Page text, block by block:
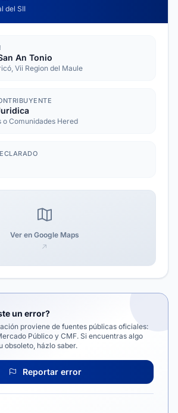
del SII
An Tonio
Vii Region del Maule
o Comunidades Hered
Ver en Google Maps
un error?
proviene de fuentes públicas oficiales:
Público y CMF. Si encuentras algo
obsoleto, házlo saber.
Reportar error